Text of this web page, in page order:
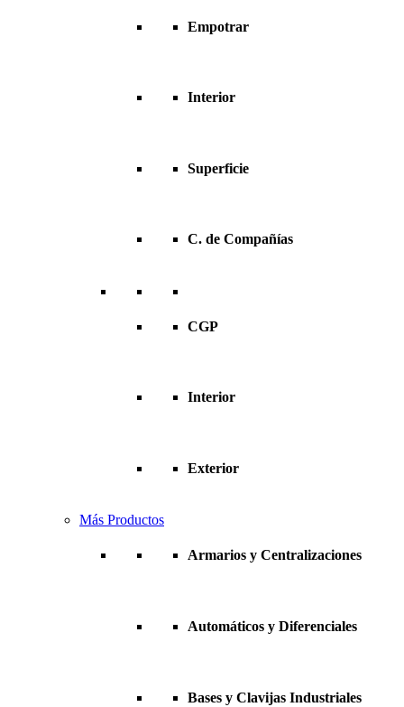
Empotrar
Interior
Superficie
C. de Compañías
CGP
Interior
Exterior
Más Productos
Armarios y Centralizaciones
Automáticos y Diferenciales
Bases y Clavijas Industriales